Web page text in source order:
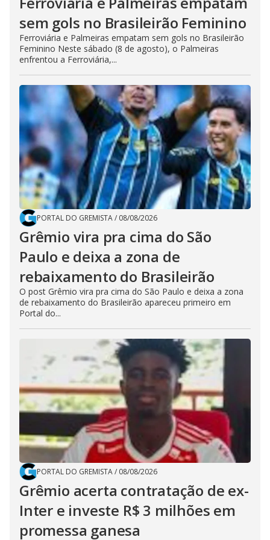
sem gols no Brasileirão Feminino
Ferroviária e Palmeiras empatam sem gols no Brasileirão
Feminino Neste sábado (8 de agosto), o Palmeiras
enfrentou a Ferroviária,...
PORTAL DO GREMISTA/ 08/08/2026
Grêmio vira pra cima do São
Paulo e deixa a zona de
rebaixamento do Brasileirão
O post Grêmio vira pra cima do São Paulo e deixa a zona
de rebaixamento do Brasileirão apareceu primeiro em
Portal do...
PORTAL DO GREMISTA/ 08/08/2026
Grêmio acerta contratação de ex-
Inter e investe R$ 3 milhões em
promessa ganesa